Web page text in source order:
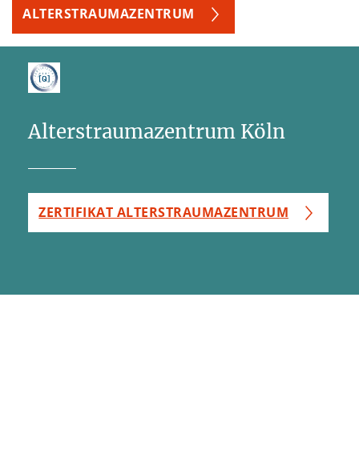
ALTERSTRAUMAZENTRUM
Alterstraumazentrum Köln
ZERTIFIKAT ALTERSTRAUMAZENTRUM